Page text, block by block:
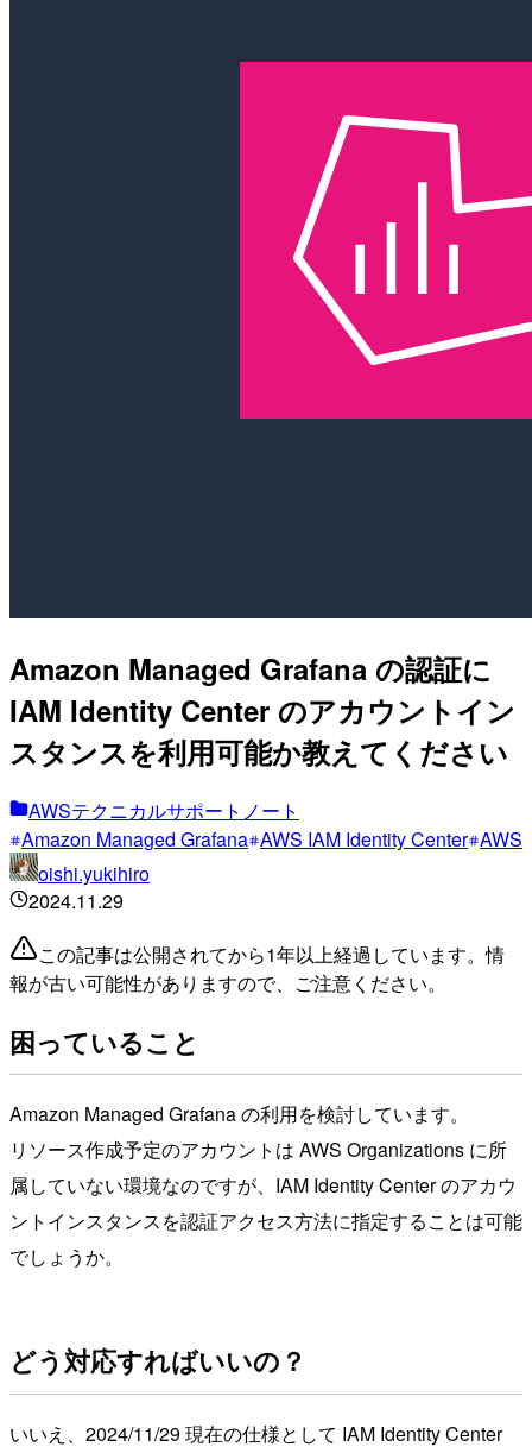
Amazon Managed Grafana の認証に
IAM Identity Center のアカウントイン
スタンスを利用可能か教えてください
AWSテクニカルサポートノート
Amazon Managed Grafana AWS IAM Identity Center AWS
oishi.yukihiro
2024.11.29
この記事は公開されてから1年以上経過しています。情
報が古い可能性がありますので、ご注意ください。
困っていること
Amazon Managed Grafana の利用を検討しています。
リソース作成予定のアカウントは AWS Organizations に所
属していない環境なのですが、IAM Identity Center のアカウ
ントインスタンスを認証アクセス方法に指定することは可能
でしょうか。
どう対応すればいいの？
いいえ、2024/11/29 現在の仕様として IAM Identity Center